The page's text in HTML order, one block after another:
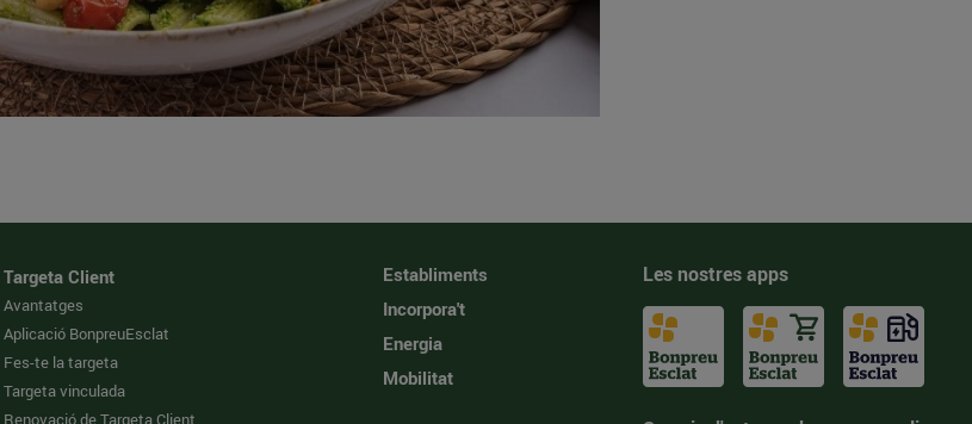
Targeta Client
Avantatges
Aplicació BonpreuEsclat
Fes-te la targeta
Targeta vinculada
Renovació de Targeta Client
Establiments
Incorpora't
Energia
Mobilitat
Les nostres apps